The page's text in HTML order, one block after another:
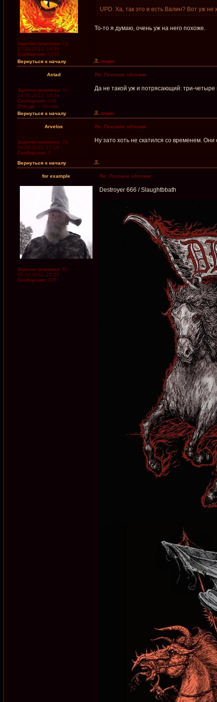
Зарегистрирован: Ср
17.03.2010, 14:39
Сообщения: 1950
UPD. Ха, так это и есть Валин? Вот уж
То-то я думаю, очень уж на него похоже.
Вернуться к началу
Astad Re: Похожие обложки
Зарегистрирован: Чт
24.01.2013, 18:24
Сообщения: 168
Откуда: г. Москва
Да не такой уж и потрясающий: три-четыре
Вернуться к началу
Arvelos Re: Похожие обложки
Зарегистрирован: Пн
04.04.2011, 17:19
Сообщения: 2
Ну зато хоть не скатился со временем.
Вернуться к началу
for example Re: Похожие обложки
Зарегистрирован: Вс
02.10.2011, 23:25
Сообщения: 425
Destroyer 666 / Slaughtbbath